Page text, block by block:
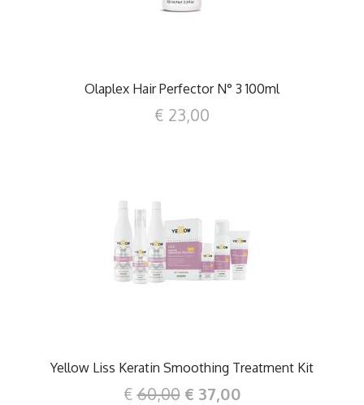
Olaplex Hair Perfector N° 3 100ml
€ 23,00
DETTAGLI
Yellow Liss Keratin Smoothing Treatment Kit
€60,00 € 37,00